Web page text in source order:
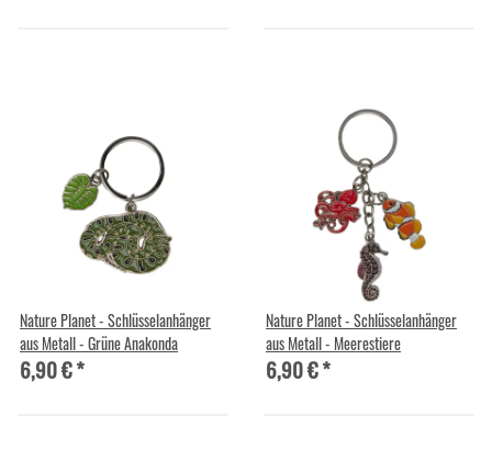
Nature Planet - Schlüsselanhänger
aus Metall - Grüne Anakonda
6,90 €*
Nature Planet - Schlüsselanhänger
aus Metall - Meerestiere
6,90 €*